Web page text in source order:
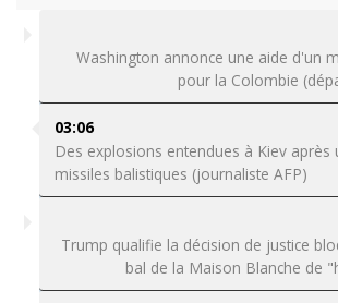
Washington annonce une aide d'un
pour la Colombie
03:06
Des explosions entendues à Kiev après
missiles balistiques (journaliste AFP)
Trump qualifie la décision de justice
bal de la Maison Blanche de